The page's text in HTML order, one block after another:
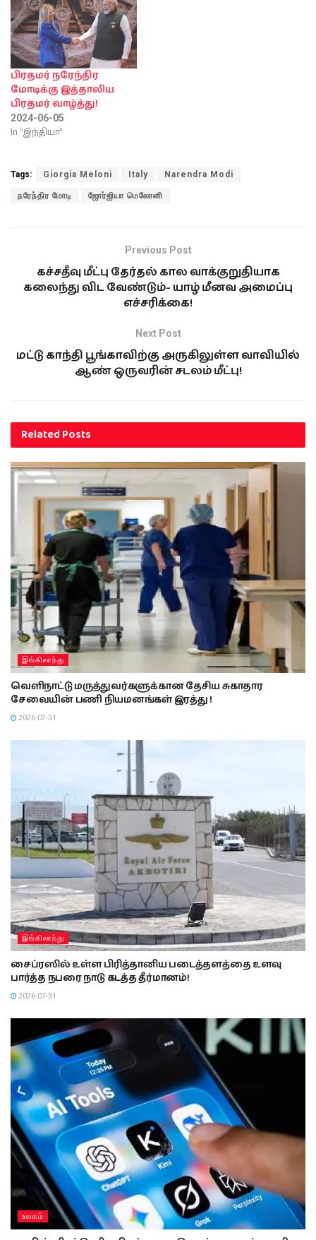
பிரதமர் நரேந்திர
மோடிக்கு இத்தாலிய
பிரதமர் வாழ்த்து!
2024-06-05
In "இந்தியா"
Tags: Giorgia Meloni Italy Narendra Modi
நரேந்திர மோடி ஜோர்ஜியா மெலோனி
Previous Post
கச்சதீவு மீட்பு தேர்தல் கால வாக்குறுதியாக
கலைந்து விட வேண்டும்- யாழ் மீனவ அமைப்பு
எச்சரிக்கை!
Next Post
மட்டு காந்தி பூங்காவிற்கு அருகிலுள்ள வாவியில்
ஆண் ஒருவரின் சடலம் மீட்பு!
RelatedPosts
இங்கிலாந்து
வெளிநாட்டு மருத்துவர்களுக்கான தேசிய சுகாதார
சேவையின் பணி நியமனங்கள் இரத்து !
2026-07-31
இங்கிலாந்து
சைப்ரஸில் உள்ள பிரித்தானிய படைத்தளத்தை உளவு
பார்த்த நபரை நாடு கடத்த தீர்மானம்!
2026-07-31
உலகம்